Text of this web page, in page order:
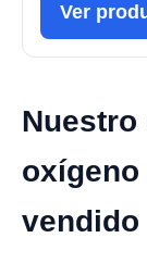
Ver
Nuestro
vendido